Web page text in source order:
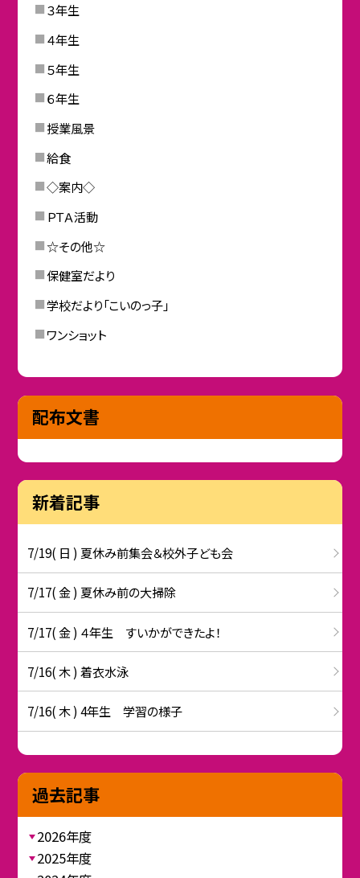
３年生
４年生
５年生
６年生
授業風景
給食
◇案内◇
ＰＴＡ活動
☆その他☆
保健室だより
学校だより「こいのっ子」
ワンショット
配布文書
新着記事
7/19( 日 ) 夏休み前集会＆校外子ども会
7/17( 金 ) 夏休み前の大掃除
7/17( 金 ) ４年生 すいかができたよ！
7/16( 木 ) 着衣水泳
7/16( 木 ) 4年生 学習の様子
過去記事
2026年度
2025年度